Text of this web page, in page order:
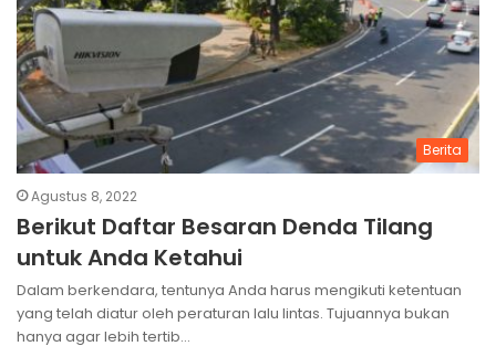
Berita
Agustus 8, 2022
Berikut Daftar Besaran Denda Tilang
untuk Anda Ketahui
Dalam berkendara, tentunya Anda harus mengikuti ketentuan
yang telah diatur oleh peraturan lalu lintas. Tujuannya bukan
hanya agar lebih tertib…